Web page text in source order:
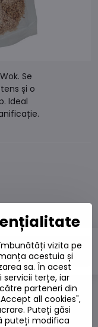
Se
și o
Ideal
Coș
vizita pe
acestuia și
sa. În acest
terțe, iar
parteneri din
all cookies",
Puteți găsi
puteți modifica